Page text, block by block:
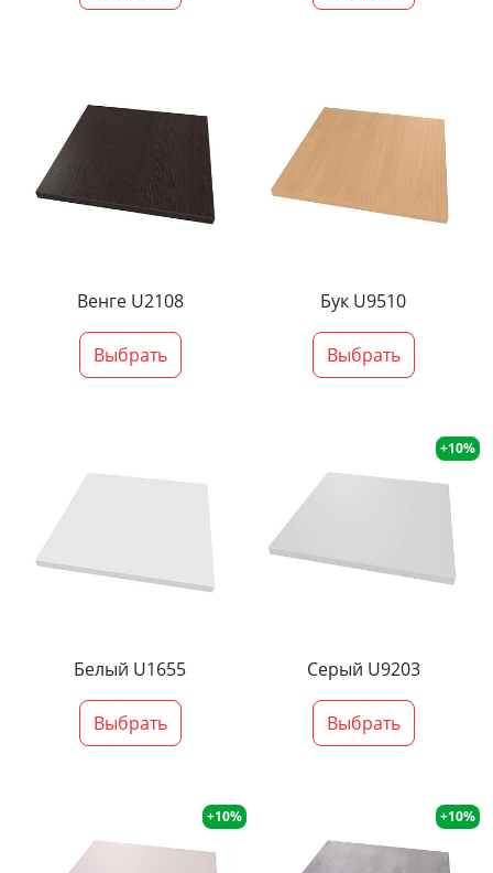
Венге U2108
Выбрать
Бук U9510
Выбрать
Белый U1655
Выбрать
+10%
Серый U9203
Выбрать
+10% +10%